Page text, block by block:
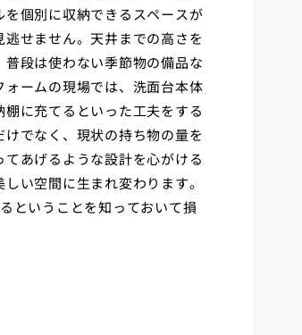
個別に収納できるスペースが
せません。天井までの高さを
段は使わない季節物の備品な
ームの現場では、洗面台本体
に充てるといった工夫をする
でなく、現状の持ち物の量を
あげるような設計を心がける
い空間に生まれ変わります。
ということを知っておいて損